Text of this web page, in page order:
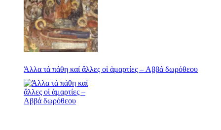
Άλλα τά πάθη καί ἄλλες οἱ ἁμαρτίες – Αββά δωρόθεου